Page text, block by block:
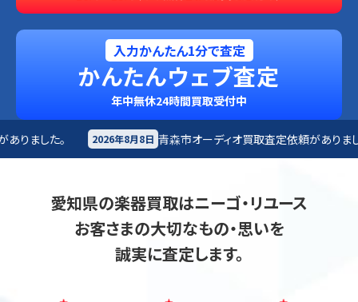
入力かんたん1分で査定
かんたんウェブ査定
年中無休24時間買取受付中
8日 青森市オーディオ買取査定依頼がありました。 2026年8月8日 み
愛知県の楽器買取はニーゴ・リユース
お客さまの大切なもの・思いを
誠実に査定します。